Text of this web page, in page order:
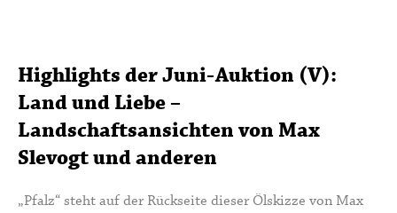
Highlights der Juni-Auktion (V):
Land und Liebe –
Landschaftsansichten von Max
Slevogt und anderen
„Pfalz“ steht auf der Rückseite dieser Ölskizze vonMax